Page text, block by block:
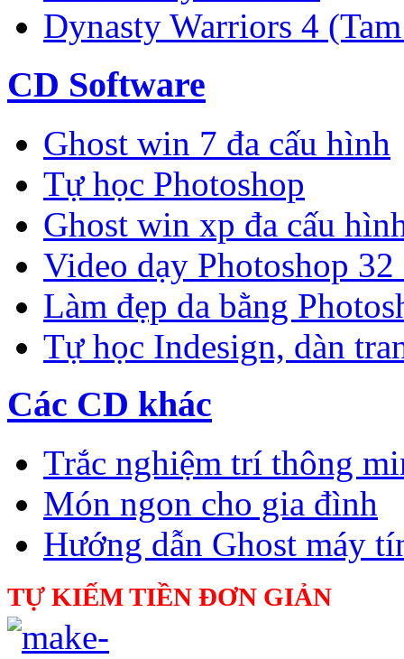
Dynasty Warriors 4
CD Software
Ghost win 7 đa cấu hình
Tự học Photoshop
Ghost win xp đa cấu
Video dạy Photoshop
Làm đẹp da bằng
Tự học Indesign, dàn
Các CD khác
Trắc nghiệm trí thông
Món ngon cho gia đình
Hướng dẫn Ghost máy
TỰ KIẾM TIỀN ĐƠN GIẢN